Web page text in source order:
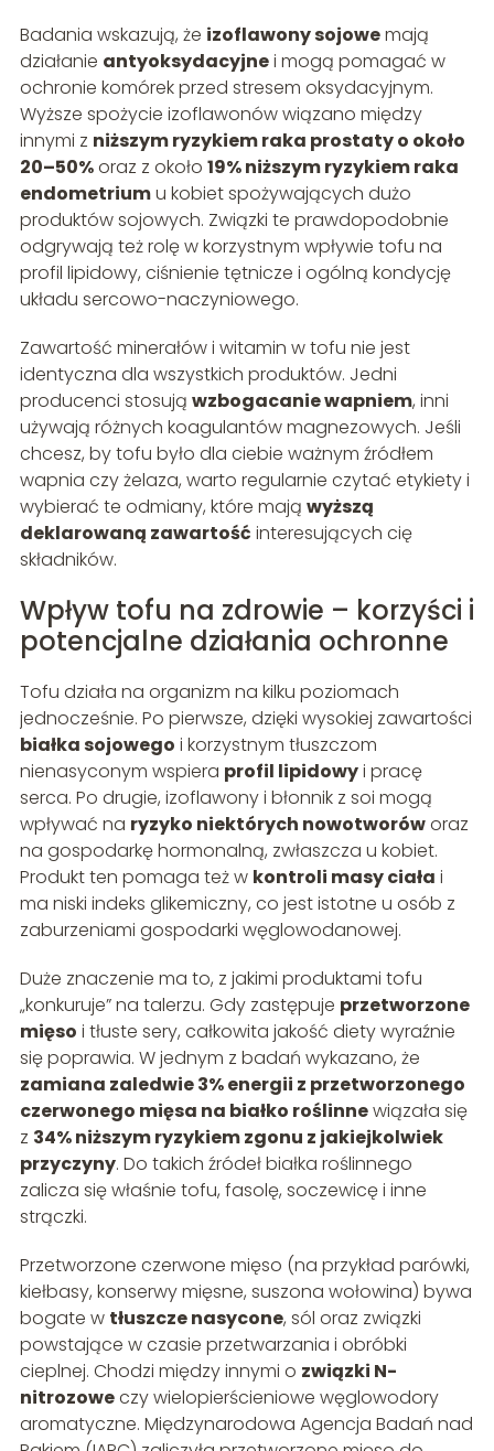
Badania wskazują, że izoflawony sojowemają
działanie antyoksydacyjnei mogą pomagać w
ochronie komórek przed stresem oksydacyjnym.
Wyższe spożycie izoflawonów wiązano między
innymi z niższym ryzykiem raka prostaty o około
20–50%oraz z około 19% niższym ryzykiem raka
endometriumu kobiet spożywających dużo
produktów sojowych. Związki te prawdopodobnie
odgrywają też rolę w korzystnym wpływie tofu na
profil lipidowy, ciśnienie tętnicze i ogólną kondycję
układu sercowo-naczyniowego.
Zawartość minerałów i witamin w tofu nie jest
identyczna dla wszystkich produktów. Jedni
producenci stosują wzbogacanie wapniem, inni
używają różnych koagulantów magnezowych. Jeśli
chcesz, by tofu było dla ciebie ważnym źródłem
wapnia czy żelaza, warto regularnie czytać etykiety i
wybierać te odmiany, które mają wyższą
deklarowaną zawartość interesujących cię
składników.
Wpływ tofu na zdrowie – korzyści i
potencjalne działania ochronne
Tofu działa na organizm na kilku poziomach
jednocześnie. Po pierwsze, dzięki wysokiej zawartości
białka sojowego i korzystnym tłuszczom
nienasyconym wspiera profil lipidowyi pracę
serca. Po drugie, izoflawony i błonnik z soi mogą
wpływać na ryzyko niektórych nowotworóworaz
na gospodarkę hormonalną, zwłaszcza u kobiet.
Produkt ten pomaga też w kontroli masy ciała i
ma niski indeks glikemiczny, co jest istotne u osób z
zaburzeniami gospodarki węglowodanowej.
Duże znaczenie ma to, z jakimi produktami tofu
„konkuruje” na talerzu. Gdy zastępuje przetworzone
mięso i tłuste sery, całkowita jakość diety wyraźnie
się poprawia. W jednym z badań wykazano, że
zamiana zaledwie 3% energii z przetworzonego
czerwonego mięsa na białko roślinnewiązała się
z 34% niższym ryzykiem zgonu z jakiejkolwiek
przyczyny. Do takich źródeł białka roślinnego
zalicza się właśnie tofu, fasolę, soczewicę i inne
strączki.
Przetworzone czerwone mięso (na przykład parówki,
kiełbasy, konserwy mięsne, suszona wołowina) bywa
bogate w tłuszcze nasycone, sól oraz związki
powstające w czasie przetwarzania i obróbki
cieplnej. Chodzi między innymi o związki N-
nitrozoweczy wielopierścieniowe węglowodory
aromatyczne. Międzynarodowa Agencja Badań nad